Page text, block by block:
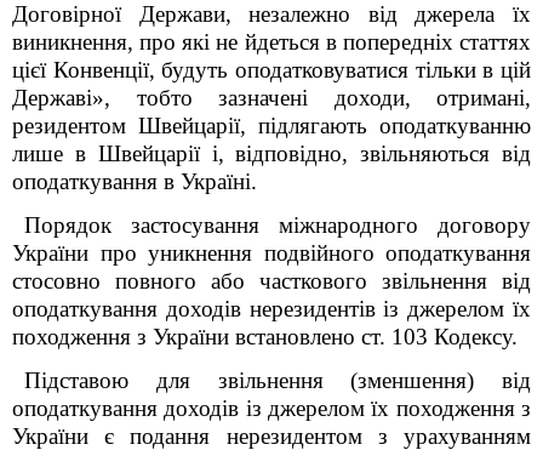
Договірної Держави, незалежно від джерела їх
виникнення, про які не йдеться в попередніх статтях
цієї Конвенції, будуть оподатковуватися тільки в цій
Державі», тобто зазначені доходи, отримані,
резидентом Швейцарії, підлягають оподаткуванню
лише в Швейцарії і, відповідно, звільняються від
оподаткування в Україні.
Порядок застосування міжнародного договору
України про уникнення подвійного оподаткування
стосовно повного або часткового звільнення від
оподаткування доходів нерезидентів із джерелом їх
походження з України встановлено ст. 103 Кодексу.
Підставою для звільнення (зменшення) від
оподаткування доходів із джерелом їх походження з
України є подання нерезидентом з урахуванням